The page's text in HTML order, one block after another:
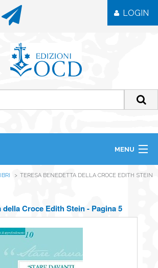
LOGIN
MENU
TERESA BENEDETTA DELLA CROCE EDITH STEIN
della Croce Edith Stein - Pagina 5